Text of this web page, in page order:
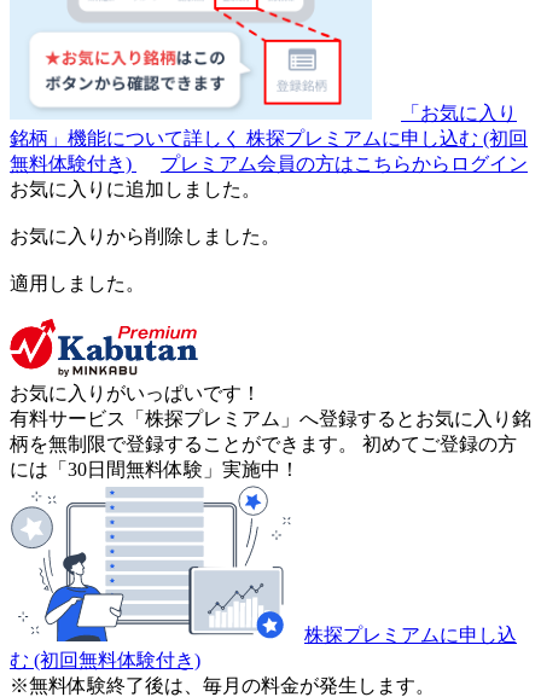
「お気に入り
銘柄」機能について詳しく 株探プレミアムに申し込む (初回
無料体験付き)
プレミアム会員の方はこちらからログイン
お気に入りに追加しました。
お気に入りから削除しました。
適用しました。
お気に入りがいっぱいです！
有料サービス「株探プレミアム」へ登録するとお気に入り銘
柄を無制限で登録することができます。 初めてご登録の方
には「30日間無料体験」実施中！
株探プレミアムに申し込
む (初回無料体験付き)
※無料体験終了後は、毎月の料金が発生します。